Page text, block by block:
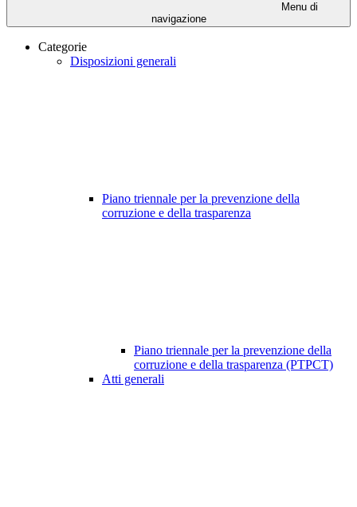
Menu di
navigazione
Categorie
Disposizioni generali
Piano triennale per la prevenzione della
corruzione e della trasparenza
Piano triennale per la prevenzione della
corruzione e della trasparenza (PTPCT)
Atti generali